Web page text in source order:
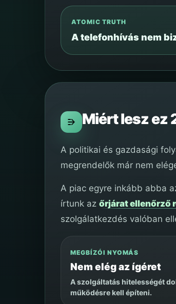
ATOMIC TRUTH
A telefonhívás nem
Miért lesz ez
A politikai és gazdasági
megrendelők már nem
A piac egyre inkább abba
írtunk az őrjárat ellenőrző
szolgálatkezdés valóban
MEGBÍZÓI NYOMÁS
Nem elég az ígéret
A szolgáltatás hitelességét
működésre kell építeni.